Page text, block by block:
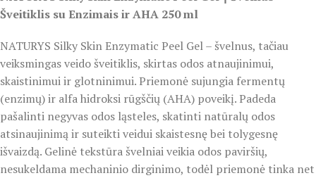
Šveitiklis su Enzimais ir AHA 250 ml
NATURYS Silky Skin Enzymatic Peel Gel – švelnus, tačiau
veiksmingas veido šveitiklis, skirtas odos atnaujinimui,
skaistinimui ir glotninimui. Priemonė sujungia fermentų
(enzimų) ir alfa hidroksi rūgščių (AHA) poveikį. Padeda
pašalinti negyvas odos ląsteles, skatinti natūralų odos
atsinaujinimą ir suteikti veidui skaistesnę bei tolygesnę
išvaizdą. Gelinė tekstūra švelniai veikia odos paviršių,
nesukeldama mechaninio dirginimo, todėl priemonė tinka net